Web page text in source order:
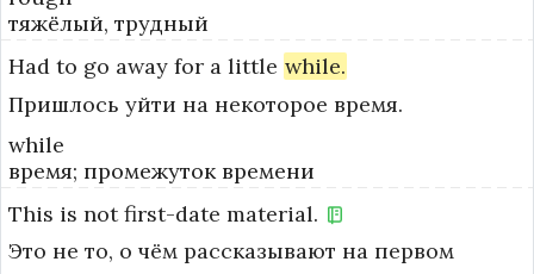
тяжёлый, трудный
Had to go away for a little while.
Пришлось уйти на некоторое время.
while
время; промежуток времени
This is not first-date material.
Это не то, о чём рассказывают на первом